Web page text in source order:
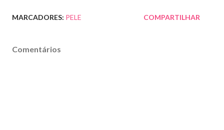
MARCADORES: PELE COMPARTILHAR
Comentários